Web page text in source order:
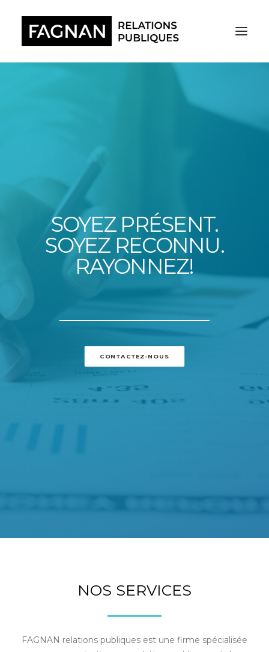
RECHERCHE
SOYEZ PRÉSENT.
SOYEZ RECONNU.
RAYONNEZ!
CONTACTEZ-NOUS
NOS SERVICES
FAGNAN relations publiques est une firme spécialisée